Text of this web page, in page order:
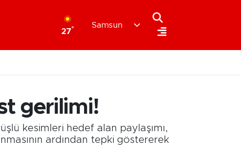
27°
Samsun
gerilimi!
kesimleri hedef alan paylaşımı,
ardından tepki göstererek